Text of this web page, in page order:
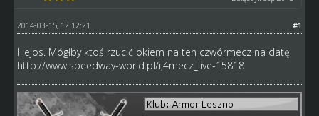
#1
2014-03-15, 12:12:21
Hejos. Mógłby ktoś rzucić okiem na ten czwórmecz na datę
http://www.speedway-world.pl/i,4mecz_live-15818